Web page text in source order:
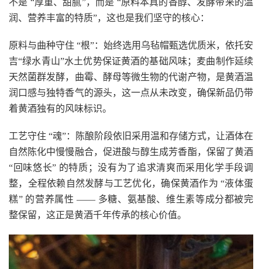
润、营养丰富的特质”，这也是我们坚守的核心：
原料与曲种守住 “根”：始终选用乌毡帽甄选优质米，依托安
吉“绿水青山”水土优势保证黄酒的基础风味；麦曲制作延续
天然菌群发酵，曲霉、酵母等微生物的代谢产物，是黄酒温
润口感与独特香气的源头，这一点从未改变，确保新品仍带
着黄酒独有的风味标识。
工艺守住 “魂”：陈酿阶段依旧采用温和存储方式，让酒体在
自然陈化中慢慢融合，促进酸与醇生成芳香酯，保留了黄酒
“回味悠长” 的特质；没有为了追求清爽而采用化学手段调
整，全程依赖自然发酵与工艺优化，确保黄酒作为 “液体蛋
糕” 的营养属性 —— 多糖、氨基酸、维生素等成分都被完
整保留，这正是黄酒千年传承的核心价值。